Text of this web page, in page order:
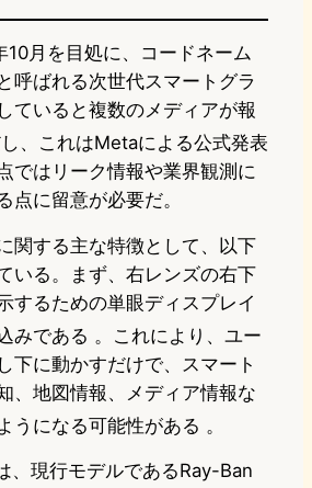
月を目処に、コードネーム
呼ばれる次世代スマートグラ
ていると複数のメディアが報
、これはMetaによる公式発表
ではリーク情報や業界観測に
点に留意が必要だ。
関する主な特徴として、以下
いる。まず、右レンズの右下
するための単眼ディスプレイ
みである 。これにより、ユー
下に動かすだけで、スマート
、地図情報、メディア情報な
うになる可能性がある 。
、現行モデルであるRay-Ban